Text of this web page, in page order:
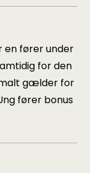
en fører under
for den
gælder for
fører bonus